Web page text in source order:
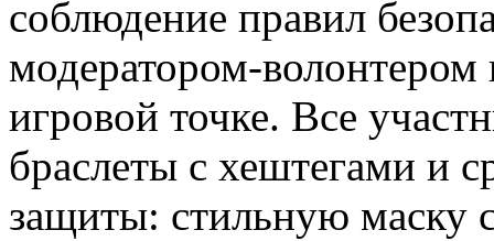
соблюдение правил
модератором-
игровой точке. Все
браслеты с хештегами и
защиты: стильную маску